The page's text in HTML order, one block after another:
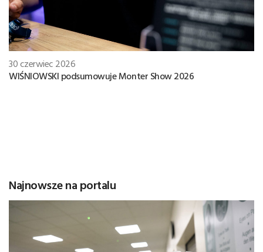
30 czerwiec 2026
WIŚNIOWSKI podsumowuje Monter Show 2026
Najnowsze na portalu